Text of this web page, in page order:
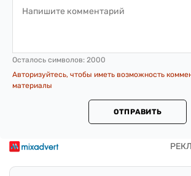
Осталось символов: 2000
Авторизуйтесь, чтобы иметь возможность
материалы
ОТПРАВИТЬ